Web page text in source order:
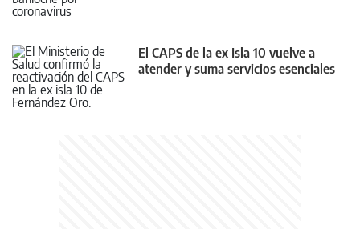
El CAPS de la ex Isla 10 vuelve a
atender y suma servicios esenciales